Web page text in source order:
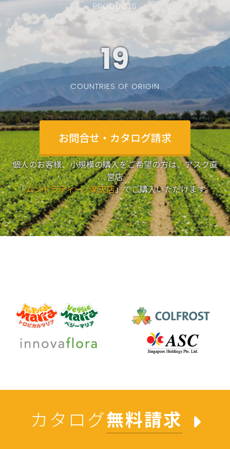
PRODUCTS
19
COUNTRIES OF ORIGIN
お問合せ・カタログ請求
個人のお客様、小規模の購入をご希望の方は、アスク直
営店
「ムンドラティーノ楽天店」でご購入いただけます。
カタログ無料請求